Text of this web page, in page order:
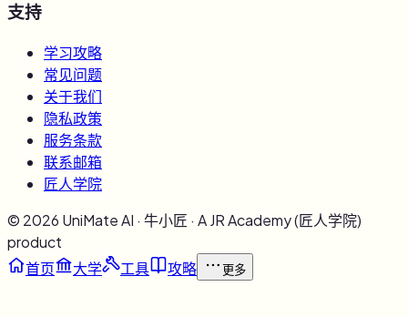
支持
学习攻略
常见问题
关于我们
隐私政策
服务条款
联系邮箱
匠人学院
© 2026 UniMate AI · 牛小匠 · A JR Academy (匠人学院)
product
首页
大学 工具 攻略 更多